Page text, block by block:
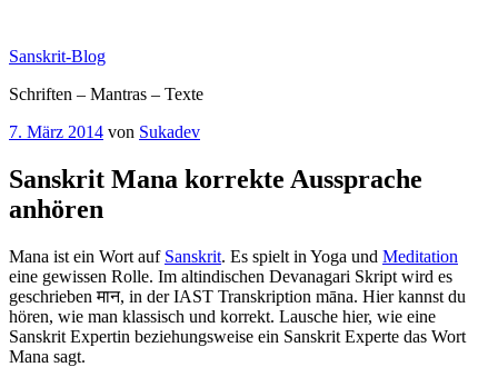
springen
Sanskrit-Blog
Schriften – Mantras – Texte
Veröffentlicht
7. März 2014 von Sukadev
Sanskrit Mana korrekte Aussprache
anhören
Mana ist ein Wort auf Sanskrit. Es spielt in Yoga und Meditation
eine gewissen Rolle. Im altindischen Devanagari Skript wird es
geschrieben मान, in der IAST Transkription māna. Hier kannst du
hören, wie man klassisch und korrekt. Lausche hier, wie eine
Sanskrit Expertin beziehungsweise ein Sanskrit Experte das Wort
Mana sagt.